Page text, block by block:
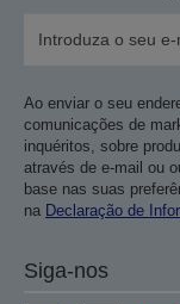
Ao enviar o seu
comunicações de
inquéritos, sobre
através de e-mail ou
base nas suas
na Declaração de
Siga-nos